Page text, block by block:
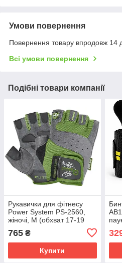
Умови повернення
Повернення товару впродовж 14
Всі умови повернення
Подібні товари компанії
Рукавички для фітнесу
Power System PS-2560,
жіночі, M (обхват 17-19
комфорт і захист для
тренувань
765 ₴
Купити